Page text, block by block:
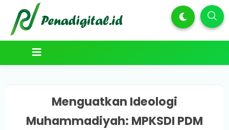
Menguatkan Ideologi
Muhammadiyah: MPKSDI PDM